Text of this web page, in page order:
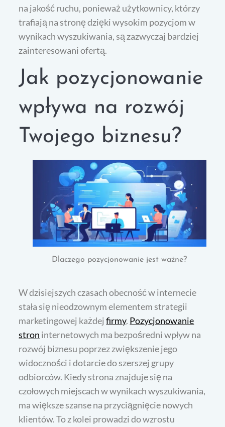
na jakość ruchu, ponieważ użytkownicy, którzy
trafiają na stronę dzięki wysokim pozycjom w
wynikach wyszukiwania, są zazwyczaj bardziej
zainteresowani ofertą.
Jak pozycjonowanie
wpływa na rozwój
Twojego biznesu?
Dlaczego pozycjonowanie jest ważne?
W dzisiejszych czasach obecność w internecie
stała się nieodzownym elementem strategii
marketingowej każdejfirmy. Pozycjonowanie
stron internetowych ma bezpośredni wpływ na
rozwój biznesu poprzez zwiększenie jego
widoczności i dotarcie do szerszej grupy
odbiorców. Kiedy strona znajduje się na
czołowych miejscach w wynikach wyszukiwania,
ma większe szanse na przyciągnięcie nowych
klientów. To z kolei prowadzi do wzrostu